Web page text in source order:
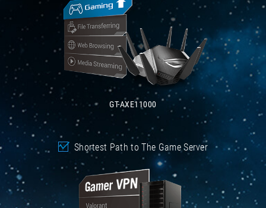
GT-AXE11000
Shortest Path to The Game Server